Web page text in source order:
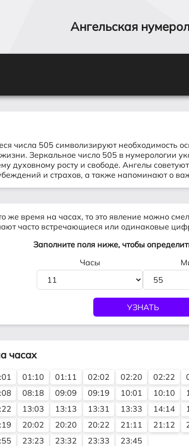
Ангельская
числа 505 символизируют необходимость
Зеркальное число 505 в нумерологии
духовному росту и свободе. Ангелы
и страхов, а также напоминают о
же время на часах, то это явление можно
часто встречающиеся или одинаковые
Заполните поля ниже, чтобы
Часы
часах
01:10 01:11 02:02 02:20 02:22
08:18 09:09 09:19 10:01 10:10
13:03 13:13 13:31 13:33 14:14
20:02 20:20 20:22 21:11 21:12
23:23 23:32 23:33 23:45